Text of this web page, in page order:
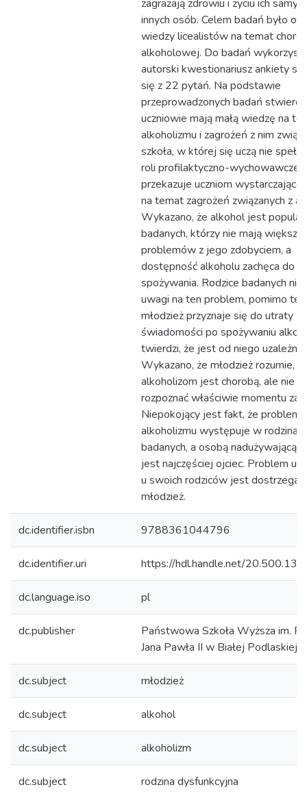
zagrażają zdrowiu i życiu ich
innych osób. Celem badań było
wiedzy licealistów na temat
alkoholowej. Do badań
autorski kwestionariusz ankiety
się z 22 pytań. Na podstawie
przeprowadzonych badań
uczniowie mają małą wiedzę na
alkoholizmu i zagrożeń z nim
szkoła, w której się uczą nie
roli profilaktyczno-wychowawczej,
przekazuje uczniom
na temat zagrożeń związanych z
Wykazano, że alkohol jest
badanych, którzy nie mają
problemów z jego zdobyciem, a
dostępność alkoholu zachęca do
spożywania. Rodzice badanych nie
uwagi na ten problem, pomimo
młodzież przyznaje się do utraty
świadomości po spożywaniu
twierdzi, że jest od niego
Wykazano, że młodzież rozumie,
alkoholizom jest chorobą, ale nie
rozpoznać właściwie momentu
Niepokojący jest fakt, że problem
alkoholizmu występuje w
badanych, a osobą nadużywającą
jest najczęściej ojciec. Problem
u swoich rodziców jest
młodzież.
dc.identifier.isbn 9788361044796
dc.identifier.uri https://hdl.handle.net/
dc.language.iso pl
dc.publisher
Państwowa Szkoła Wyższa im.
Jana Pawła II w Białej Podlaskiej
dc.subject młodzież
dc.subject alkohol
dc.subject alkoholizm
dc.subject rodzina dysfunkcyjna